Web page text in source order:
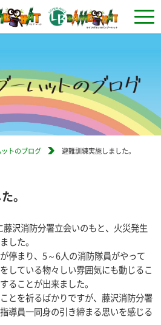
トのブログ 避難訓練実施しました。
。
沢消防分署立会いのもと、火災発生
した。
停まり、5～6人の消防隊員がやって
している物々しい雰囲気にも動じるこ
ることが出来ました。
とを祈るばかりですが、藤沢消防分署
導員一同身の引き締まる思いを感じる